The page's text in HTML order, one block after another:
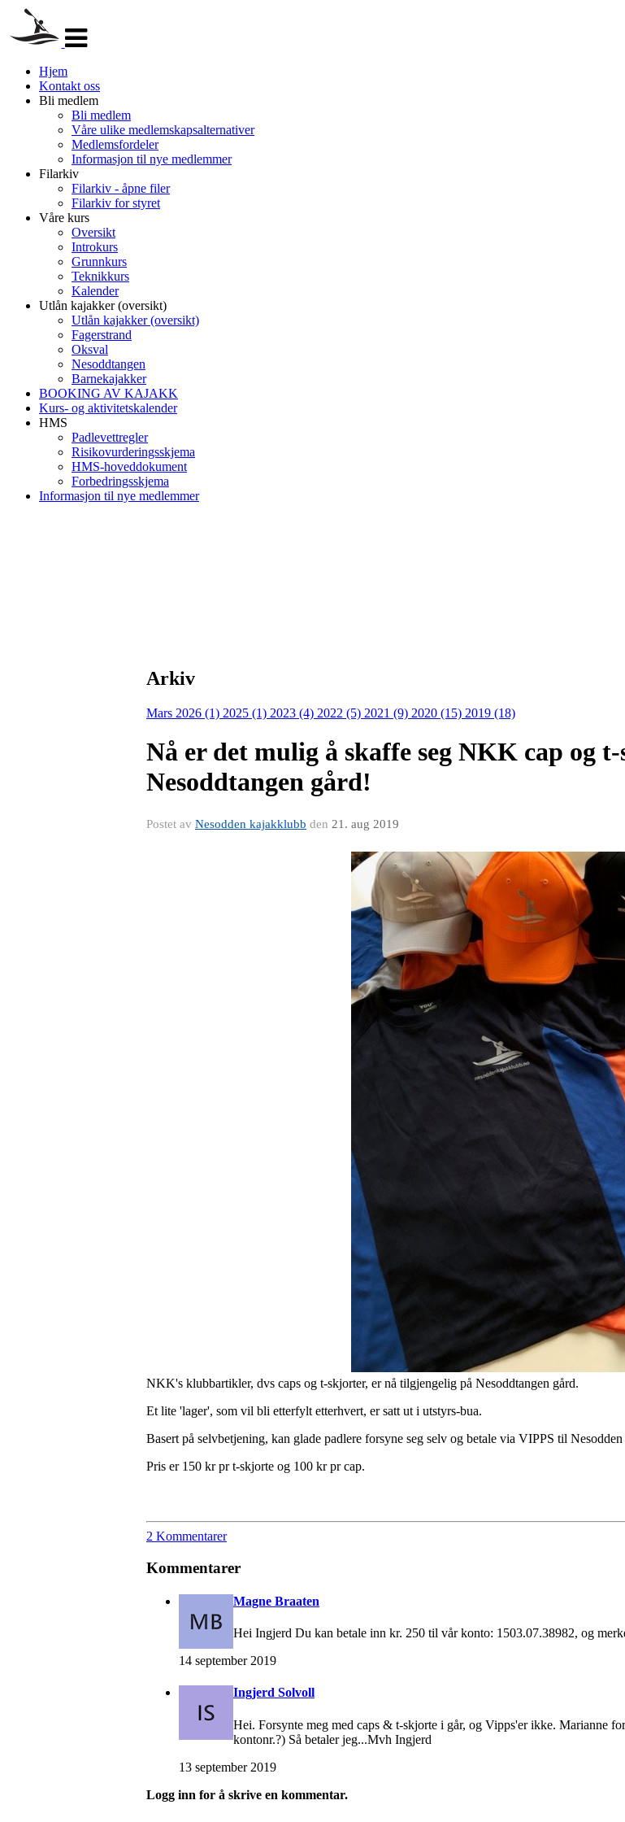
navigasjon
Hjem
Kontakt oss
Bli medlem
Bli medlem
Våre ulike medlemskapsalternativer
Medlemsfordeler
Informasjon til nye medlemmer
Filarkiv
Filarkiv - åpne filer
Filarkiv for styret
Våre kurs
Oversikt
Introkurs
Grunnkurs
Teknikkurs
Kalender
Utlån kajakker (oversikt)
Utlån kajakker (oversikt)
Fagerstrand
Oksval
Nesoddtangen
Barnekajakker
BOOKING AV KAJAKK
Kurs- og aktivitetskalender
HMS
Padlevettregler
Risikovurderingsskjema
HMS-hoveddokument
Forbedringsskjema
Informasjon til nye medlemmer
Arkiv
Mars 2026 (1) 2025 (1) 2023 (4) 2022 (5) 2021 (9) 2020 (15) 2019 (18)
Nå er det mulig å skaffe seg NKK cap og
Nesoddtangen gård!
Postet av Nesodden kajakklubb den 21. aug 2019
NKK's klubbartikler, dvs caps og t-skjorter, er nå tilgjengelig på Nesoddtangen gård.
Et lite 'lager', som vil bli etterfylt etterhvert, er satt ut i utstyrs-bua.
Basert på selvbetjening, kan glade padlere forsyne seg selv og betale via VIPPS til
Pris er 150 kr pr t-skjorte og 100 kr pr cap.
2 Kommentarer
Kommentarer
Magne Braaten
Hei Ingjerd Du kan betale inn kr. 250 til vår konto: 1503.07.38982, og
14 september 2019
Ingjerd Solvoll
Hei. Forsynte meg med caps & t-skjorte i går, og Vipps'er ikke. Marianne
kontonr.?) Så betaler jeg...Mvh Ingjerd
13 september 2019
Logg inn for å skrive en kommentar.